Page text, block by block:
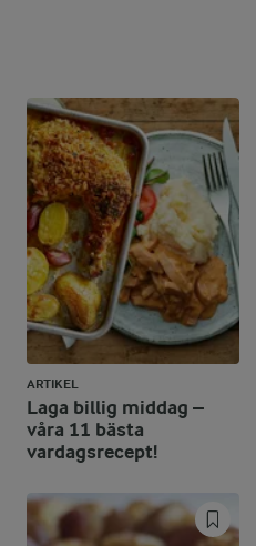
ARTIKEL
Laga billig middag –
våra 11 bästa
vardagsrecept!